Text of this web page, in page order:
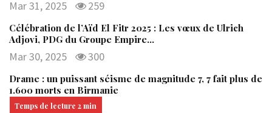
Mar 31, 2025 259
Célébration de l’Aïd El Fitr 2025 : Les vœux de Ulrich
Adjovi, PDG du Groupe Empire…
Mar 30, 2025 300
Drame : un puissant séisme de magnitude 7, 7 fait plus de
1.600 morts en Birmanie